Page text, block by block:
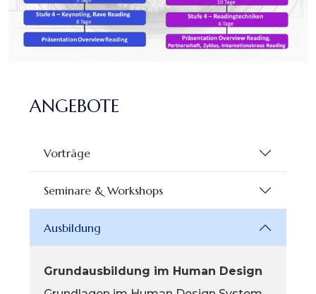
ANGEBOTE
Vorträge
Seminare & Workshops
Ausbildung
Grundausbildung im Human Design